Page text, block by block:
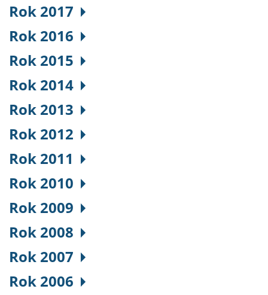
Rok 2017
Rok 2016
Rok 2015
Rok 2014
Rok 2013
Rok 2012
Rok 2011
Rok 2010
Rok 2009
Rok 2008
Rok 2007
Rok 2006